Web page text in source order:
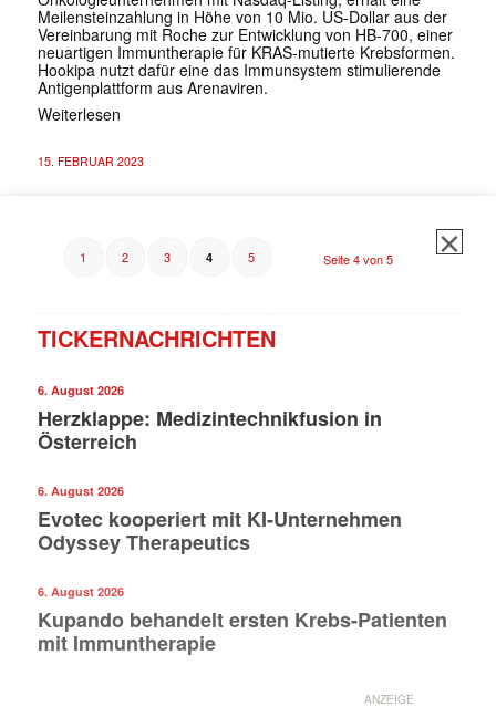
Meilensteinzahlung in Höhe von 10 Mio. US-Dollar aus der
Vereinbarung mit Roche zur Entwicklung von HB-700, einer
neuartigen Immuntherapie für KRAS-mutierte Krebsformen.
Hookipa nutzt dafür eine das Immunsystem stimulierende
Antigenplattform aus Arenaviren.
Weiterlesen
15. FEBRUAR 2023
Seite 4 von 5
1 2 3 4 5
TICKERNACHRICHTEN
6. August 2026
Herzklappe: Medizintechnikfusion in
Österreich
6. August 2026
Evotec kooperiert mit KI-Unternehmen
Odyssey Therapeutics
6. August 2026
Kupando behandelt ersten Krebs-Patienten
mit Immuntherapie
ANZEIGE